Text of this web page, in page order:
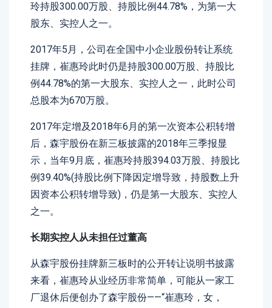
玲持股300.00万股、持股比例44.78%，为第一大
股东、实控人之一。
2017年5月，公司在全国中小企业股份转让系统
挂牌，崔惠玲此时仍是持股300.00万股、持股比
例44.78%的第一大股东、实控人之一，此时公司
总股本为670万股。
2017年定增及2018年6月的第一次资本公积转增
后，森宇股份在新三板披露的2018年三季报显
示，当年9月底，崔惠玲持股394.03万股、持股比
例39.40%(持股比例下降因定增导致，持股数上升
因资本公积转增导致)，仍是第一大股东、实控人
之一。
长期实控人从未担任过董高
从森宇股份挂牌新三板时的公开转让说明书披露
来看，崔惠玲从业经历非常简单，可能从一家工
厂退休后便创办了森宇股份——“崔惠玲，女，